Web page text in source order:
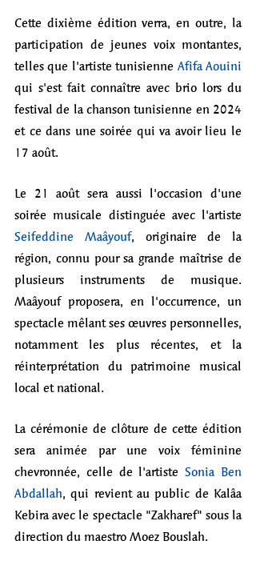
Cette dixième édition verra, en outre, la
participation de jeunes voix montantes,
telles que l'artiste tunisienne Afifa Aouini
qui s'est fait connaître avec brio lors du
festival de la chanson tunisienne en 2024
et ce dans une soirée qui va avoir lieu le
17 août.
Le 21 août sera aussi l'occasion d'une
Seifeddine Maâyouf, originaire de la
région, connu pour sa grande maîtrise de
plusieurs instruments de musique.
Maâyouf proposera, en l'occurrence, un
spectacle mêlant ses œuvres personnelles,
notamment les plus récentes, et la
réinterprétation du patrimoine musical
local et national.
La cérémonie de clôture de cette édition
sera animée par une voix féminine
chevronnée, celle de l'artiste Sonia Ben
Abdallah, qui revient au public de Kalâa
Kebira avec le spectacle "Zakharef" sous la
direction du maestro Moez Bouslah.